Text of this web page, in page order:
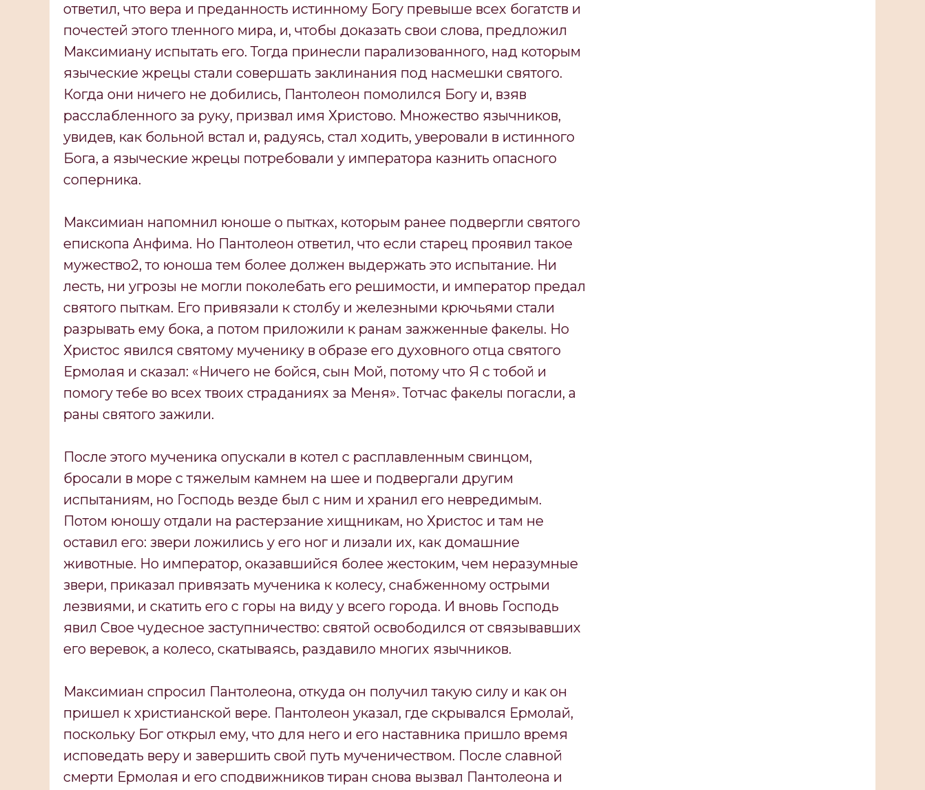
ответил, что вера и преданность истинному Богу превыше всех богатств и
почестей этого тленного мира, и, чтобы доказать свои слова, предложил
Максимиану испытать его. Тогда принесли парализованного, над которым
языческие жрецы стали совершать заклинания под насмешки святого.
Когда они ничего не добились, Пантолеон помолился Богу и, взяв
расслабленного за руку, призвал имя Христово. Множество язычников,
увидев, как больной встал и, радуясь, стал ходить, уверовали в истинного
Бога, а языческие жрецы потребовали у императора казнить опасного
соперника.
Максимиан напомнил юноше о пытках, которым ранее подвергли святого
епископа Анфима. Но Пантолеон ответил, что если старец проявил такое
мужество2, то юноша тем более должен выдержать это испытание. Ни
лесть, ни угрозы не могли поколебать его решимости, и император предал
святого пыткам. Его привязали к столбу и железными крючьями стали
разрывать ему бока, а потом приложили к ранам зажженные факелы. Но
Христос явился святому мученику в образе его духовного отца святого
Ермолая и сказал: «Ничего не бойся, сын Мой, потому что Я с тобой и
помогу тебе во всех твоих страданиях за Меня». Тотчас факелы погасли, а
раны святого зажили.
После этого мученика опускали в котел с расплавленным свинцом,
бросали в море с тяжелым камнем на шее и подвергали другим
испытаниям, но Господь везде был с ним и хранил его невредимым.
Потом юношу отдали на растерзание хищникам, но Христос и там не
оставил его: звери ложились у его ног и лизали их, как домашние
животные. Но император, оказавшийся более жестоким, чем неразумные
звери, приказал привязать мученика к колесу, снабженному острыми
лезвиями, и скатить его с горы на виду у всего города. И вновь Господь
явил Свое чудесное заступничество: святой освободился от связывавших
его веревок, а колесо, скатываясь, раздавило многих язычников.
Максимиан спросил Пантолеона, откуда он получил такую силу и как он
пришел к христианской вере. Пантолеон указал, где скрывался Ермолай,
поскольку Бог открыл ему, что для него и его наставника пришло время
исповедать веру и завершить свой путь мученичеством. После славной
смерти Ермолая и его сподвижников тиран снова вызвал Пантолеона и